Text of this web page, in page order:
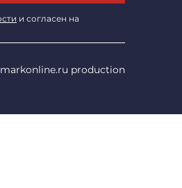
markonline.ru production
и согласен на